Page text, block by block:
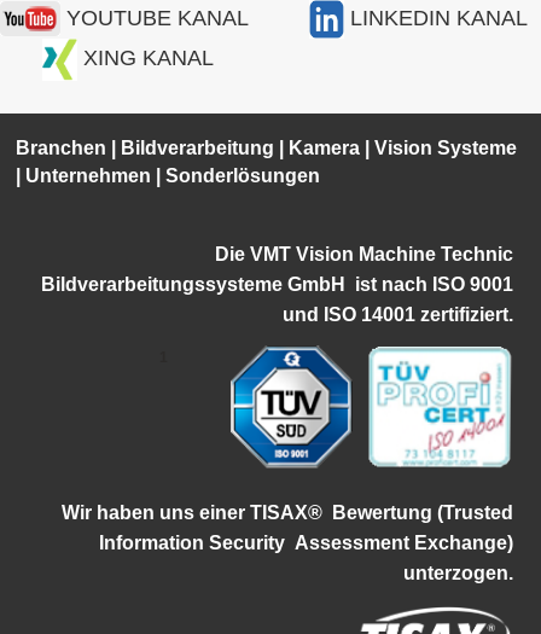
YOUTUBE KANAL
LINKEDIN KANAL
XING KANAL
Branchen Bildverarbeitung Kamera |Vision Systeme
Unternehmen |Sonderlösungen
Die VMT Vision Machine Technic
Bildverarbeitungssysteme GmbH istnach ISO 9001
und ISO 14001 zertifiziert.
Wir haben uns einer TISAX®
Bewertung (Trusted
Information Security Assessment Exchange)
unterzogen.